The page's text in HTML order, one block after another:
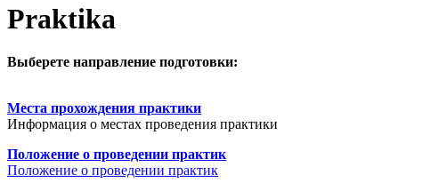
Praktika
Выберете направление подготовки:
Места прохождения практики
Информация о местах проведения практики
Положение о проведении практик
Положение о проведении практик